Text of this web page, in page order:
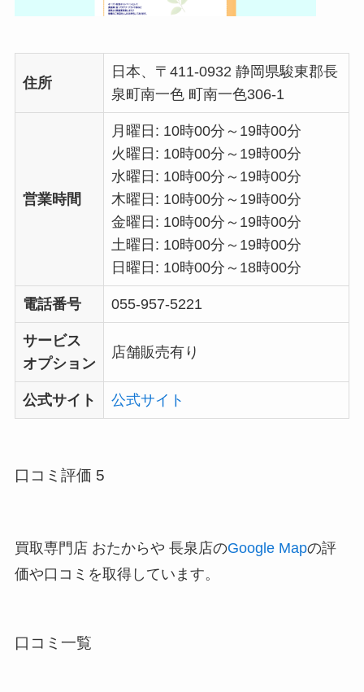
住所
日本、〒411-0932 静岡県駿東郡長
泉町南一色 町南一色306-1
営業時間
月曜日: 10時00分～19時00分
火曜日: 10時00分～19時00分
水曜日: 10時00分～19時00分
木曜日: 10時00分～19時00分
金曜日: 10時00分～19時00分
土曜日: 10時00分～19時00分
日曜日: 10時00分～18時00分
電話番号 055-957-5221
サービス
オプション
店舗販売有り
公式サイト 公式サイト
口コミ評価 5
買取専門店 おたからや 長泉店のGoogle Mapの評
価や口コミを取得しています。
口コミ一覧